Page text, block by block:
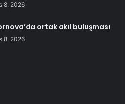
8, 2026
ortak akıl buluşması
8, 2026